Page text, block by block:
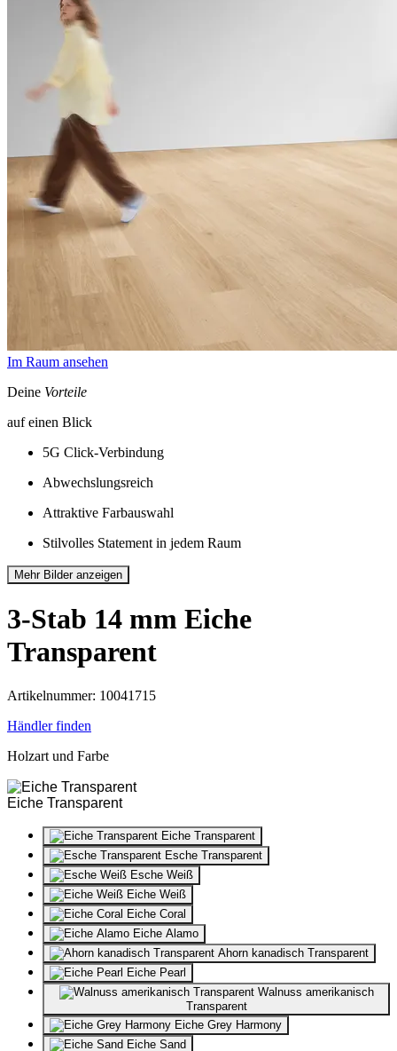
Im Raum ansehen
Deine Vorteile
auf einen Blick
5G Click-Verbindung
Abwechslungsreich
Attraktive Farbauswahl
Stilvolles Statement in jedem Raum
Mehr Bilder anzeigen
3-Stab 14 mm Eiche
Transparent
Artikelnummer: 10041715
Händler finden
Holzart und Farbe
Eiche Transparent
Eiche Transparent
Esche Transparent
Esche Weiß
Eiche Weiß
Eiche Coral
Eiche Alamo
Ahorn kanadisch Transparent
Eiche Pearl
Walnuss amerikanisch
Transparent
Eiche Grey Harmony
Eiche Sand